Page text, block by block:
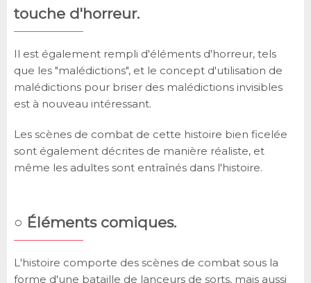
touche d'horreur.
Il est également rempli d'éléments d'horreur, tels
que les "malédictions", et le concept d'utilisation de
malédictions pour briser des malédictions invisibles
est à nouveau intéressant.
Les scènes de combat de cette histoire bien ficelée
sont également décrites de manière réaliste, et
même les adultes sont entraînés dans l'histoire.
○ Éléments comiques.
L'histoire comporte des scènes de combat sous la
forme d'une bataille de lanceurs de sorts, mais aussi